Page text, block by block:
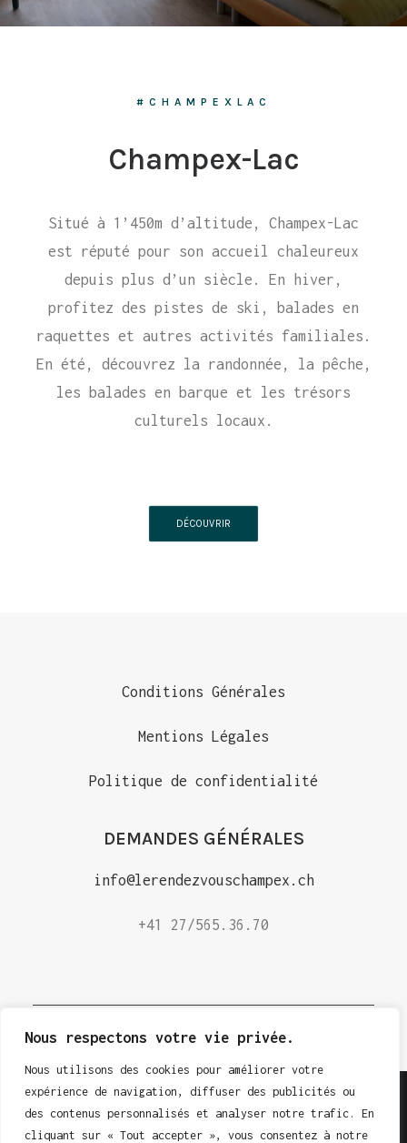
Nous respectons votre vie privée.
Nous utilisons des cookies pour améliorer votre
expérience de navigation, diffuser des publicités ou
des contenus personnalisés et analyser notre trafic. En
cliquant sur « Tout accepter », vous consentez à notre
#CHAMPEXLAC
Champex-Lac
Situé à 1’450m d’altitude, Champex-Lac
est réputé pour son accueil chaleureux
depuis plus d’un siècle. En hiver,
profitez des pistes de ski, balades en
raquettes et autres activités familiales.
En été, découvrez la randonnée, la pêche,
les balades en barque et les trésors
culturels locaux.
DÉCOUVRIR
Conditions Générales
Mentions Légales
Politique de confidentialité
DEMANDES GÉNÉRALES
info@lerendezvouschampex.ch
+41 27/565.36.70
© 2026 Le Rendez-vous. | Tous droits réservés.